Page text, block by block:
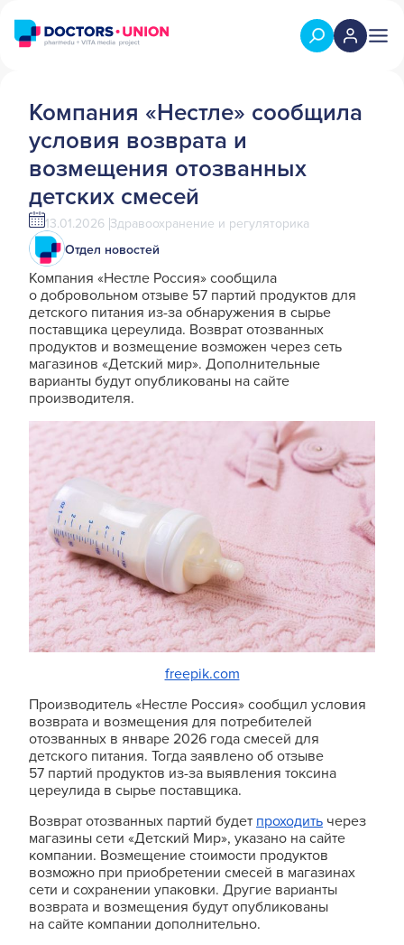
Компания «Нестле» сообщила
условия возврата и
возмещения отозванных
детских смесей
13.01.2026 Здравоохранение и регуляторика
Отдел новостей
Компания «Нестле Россия» сообщила
о добровольном отзыве 57 партий продуктов для
детского питания из-за обнаружения в сырье
поставщика цереулида. Возврат отозванных
продуктов и возмещение возможен через сеть
магазинов «Детский мир». Дополнительные
варианты будут опубликованы на сайте
производителя.
freepik.com
Производитель «Нестле Россия» сообщил условия
возврата и возмещения для потребителей
отозванных в январе 2026 года смесей для
детского питания. Тогда заявлено об отзыве
57 партий продуктов из-за выявления токсина
цереулида в сырье поставщика.
Возврат отозванных партий будет проходить через
магазины сети «Детский Мир», указано на сайте
компании. Возмещение стоимости продуктов
возможно при приобретении смесей в магазинах
сети и сохранении упаковки. Другие варианты
возврата и возмещения будут опубликованы
на сайте компании дополнительно.